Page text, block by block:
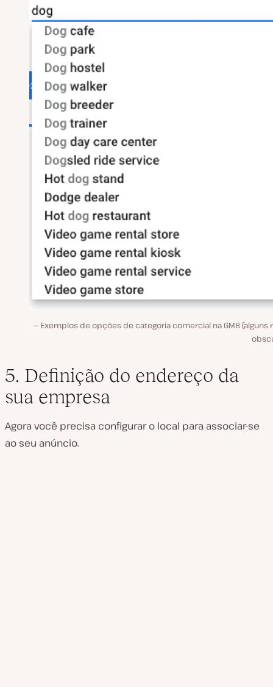
Exemplos de opções de categoria comercial na GMB (alguns
5. Definição do endereço da
sua empresa
Agora você precisa configurar o local para associar-se
ao seu anúncio.